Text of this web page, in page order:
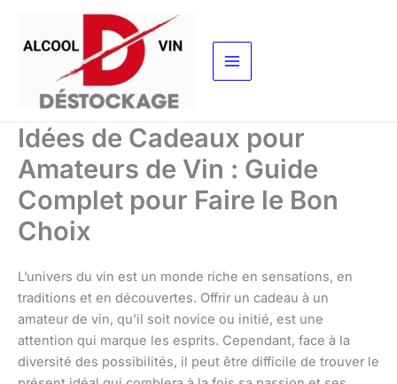
contenu
Idées de Cadeaux pour
Amateurs de Vin : Guide
Complet pour Faire le Bon
Choix
L’univers du vin est un monde riche en sensations, en
traditions et en découvertes. Offrir un cadeau à un
amateur de vin, qu’il soit novice ou initié, est une
attention qui marque les esprits. Cependant, face à la
diversité des possibilités, il peut être difficile de trouver le